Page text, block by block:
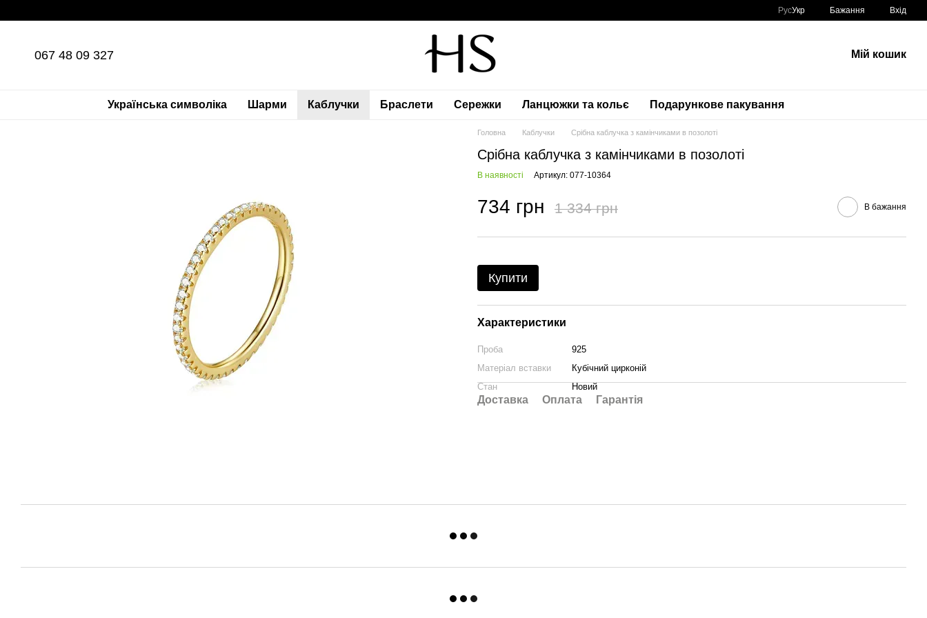
РусУкр Бажання Вхід
067 48 09 327 Мій кошик
Українська символіка Шарми Каблучки Браслети Сережки Ланцюжки та кольє Подарункове пакування
Головна Каблучки Срібна каблучка з камінчиками в позолоті
Срібна каблучка з камінчиками в позолоті
В наявності Артикул: 077-10364
734 грн 1 334 грн В бажання
Купити
Характеристики
Проба
925
Матеріал вставки
Кубічний цирконій
Стан
Новий
Доставка Оплата Гарантія